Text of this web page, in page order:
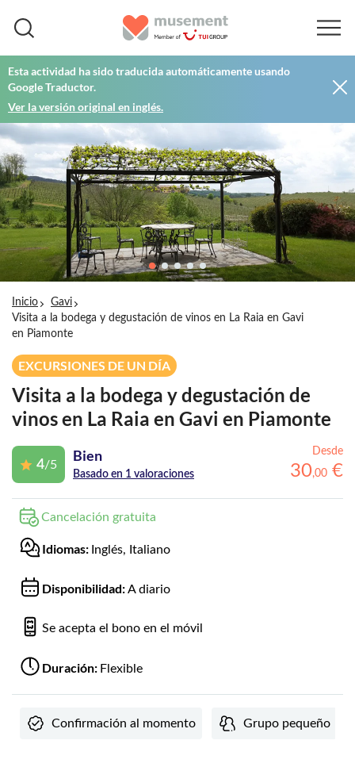
Esta actividad ha sido traducida automáticamente usando
Google Traductor.
Ver la versión original en inglés.
Inicio
Gavi
Visita a la bodega y degustación de vinos en La Raia en Gavi
en Piamonte
EXCURSIONES DE UN DÍA
Visita a la bodega y degustación de
vinos en La Raia en Gavi en Piamonte
4/5
Bien
Basado en 1 valoraciones
Desde
30,00 €
Cancelación gratuita
Idiomas: Inglés, Italiano
Disponibilidad:A diario
Se acepta el bono en el móvil
Duración: Flexible
Confirmación al momento Grupo pequeño